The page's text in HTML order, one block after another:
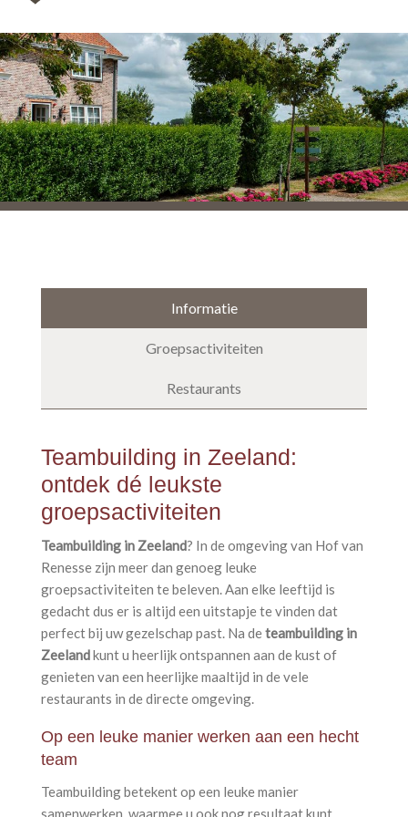
Informatie
Groepsactiviteiten
Restaurants
Teambuilding in Zeeland:
ontdek dé leukste
groepsactiviteiten
Teambuilding in Zeeland? In de omgeving van Hof van
Renesse zijn meer dan genoeg leuke
groepsactiviteiten te beleven. Aan elke leeftijd is
gedacht dus er is altijd een uitstapje te vinden dat
perfect bij uw gezelschap past. Na deteambuilding in
Zeelandkunt u heerlijk ontspannen aan de kust of
genieten van een heerlijke maaltijd in de vele
restaurants in de directe omgeving.
Op een leuke manier werken aan een hecht
team
Teambuilding betekent op een leuke manier
samenwerken, waarmee u ook nog resultaat kunt